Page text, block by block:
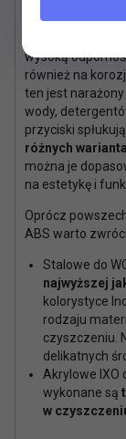
działanie
wysoką
również na
ten jest narażony
wody,
przyciski
różnych
można je
na estetykę i
Oprócz
ABS warto
Stalowe do
najwyższej
kolorystyce
rodzaju
czyszczeniu.
delikatnych
Akrylowe IXO
wykonane są
w